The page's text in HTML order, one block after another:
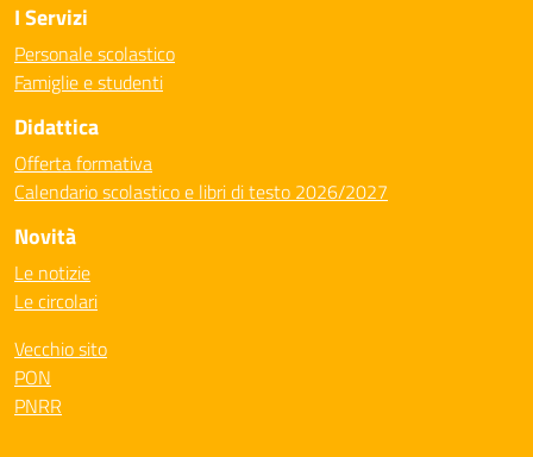
I Servizi
Personale scolastico
Famiglie e studenti
Didattica
Offerta formativa
Calendario scolastico e libri di testo 2026/2027
Novità
Le notizie
Le circolari
Vecchio sito
PON
PNRR